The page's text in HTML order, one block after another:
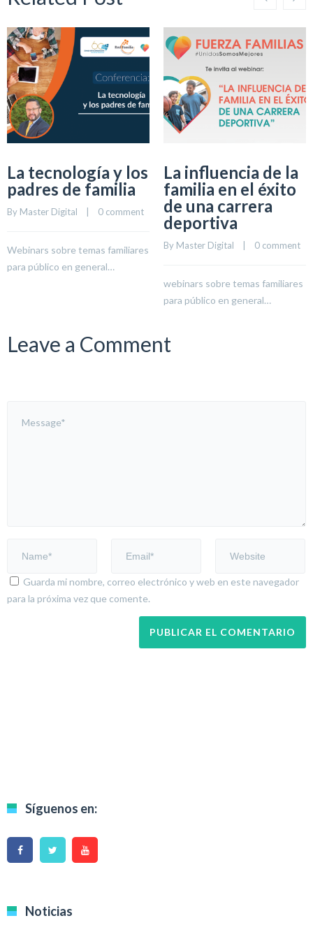
La tecnología y los
padres de familia
By Master Digital 0 comment
Webinars sobre temas familiares
para público en general…
La influencia de la
familia en el éxito
de una carrera
deportiva
By Master Digital 0 comment
webinars sobre temas familiares
para público en general…
Leave a Comment
Guarda mi nombre, correo electrónico y web en este navegador
para la próxima vez que comente.
Síguenos en:
Noticias